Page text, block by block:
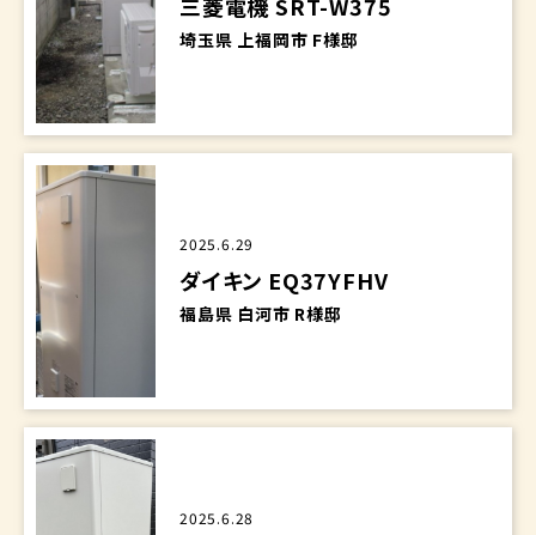
埼玉県 上福岡市 F様邸
2025.6.29
ダイキン EQ37YFHV
福島県 白河市 R様邸
2025.6.28